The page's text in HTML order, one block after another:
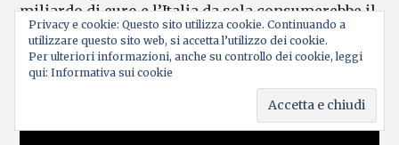
miliardo di euro e l’Italia da sola consumerebbe il
…Continua a leggerePirateria: l’Italia è prima in
MARIANNA
MANCINI
10 NOVEMBRE 2021 LASCIA UN COMMENTO
Privacy e cookie: Questo sito utilizza cookie. Continuando a
utilizzare questo sito web, si accetta l’utilizzo dei cookie.
Per ulteriori informazioni, anche su controllo dei cookie, leggi
qui: Informativa sui cookie